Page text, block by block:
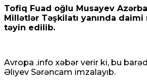
Tofiq Fuad oğlu Musayev
Millətlər Təşkilatı yanında
təyin edilib.
Avropa .info xəbər verir ki, bu
Əliyev Sərəncam imzalayıb.